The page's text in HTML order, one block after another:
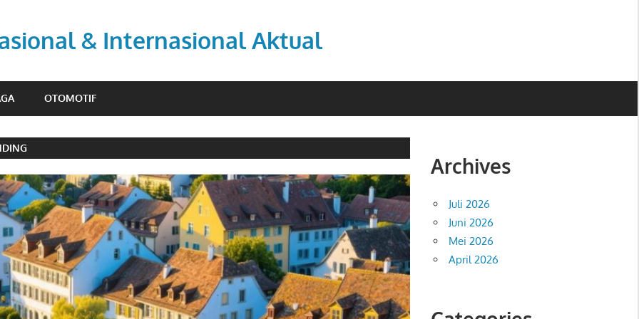
& Internasional Aktual
OTOMOTIF
Archives
Juli 2026
Juni 2026
Mei 2026
April 2026